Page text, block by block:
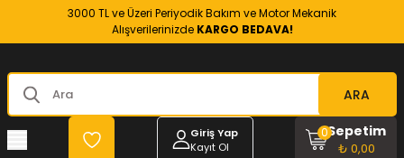
3000 TL ve Üzeri Periyodik Bakım ve Motor Mekanik
Alışverilerinizde KARGO BEDAVA!
ARA
Giriş Yap
Kayıt Ol
Sepetim
₺ 0,00
0